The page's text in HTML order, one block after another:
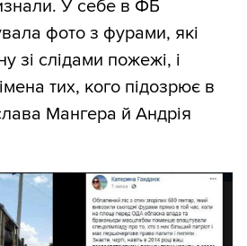
У себе в ФБ
фото з фурами, які
зі слідами пожежі, і
тих, кого підозрює в
Мангера й Андрія